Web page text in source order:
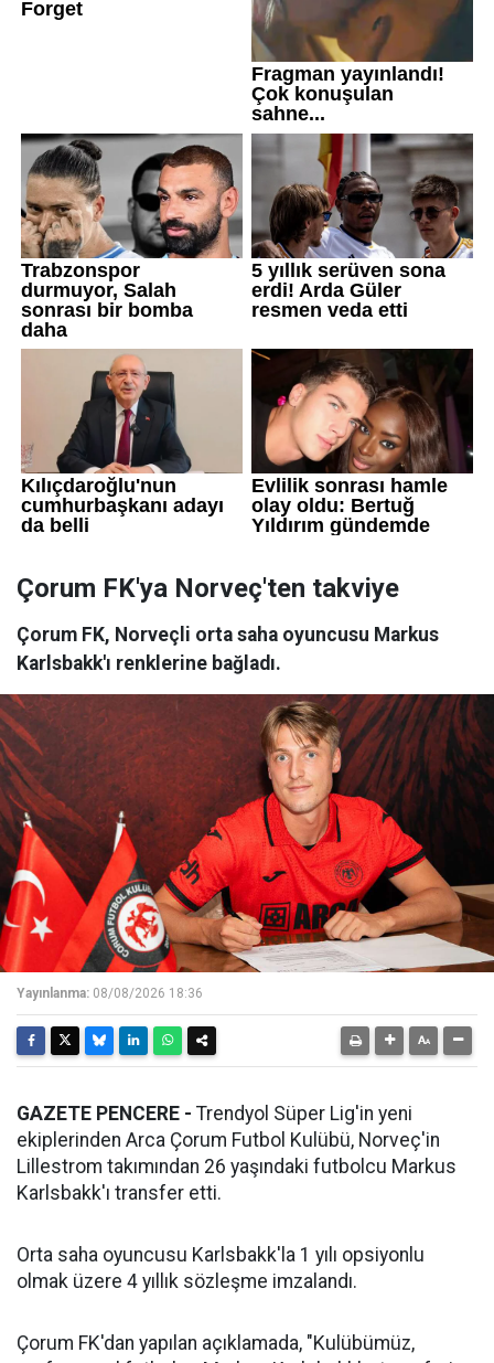
Çorum FK'ya Norveç'ten takviye
Çorum FK, Norveçli orta saha oyuncusu Markus
Karlsbakk'ı renklerine bağladı.
Yayınlanma: 08/08/2026 18:36
GAZETE PENCERE - Trendyol Süper Lig'in yeni
ekiplerinden Arca Çorum Futbol Kulübü, Norveç'in
Lillestrom takımından 26 yaşındaki futbolcu Markus
Karlsbakk'ı transfer etti.
Orta saha oyuncusu Karlsbakk'la 1 yılı opsiyonlu
olmak üzere 4 yıllık sözleşme imzalandı.
Çorum FK'dan yapılan açıklamada, "Kulübümüz,